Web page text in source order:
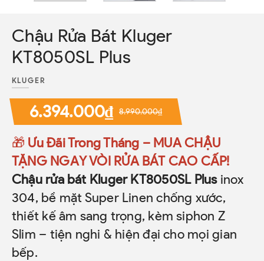
Chậu Rửa Bát Kluger
KT8050SL Plus
KLUGER
6.394.000₫ 8.990.000₫
🎁 Ưu Đãi Trong Tháng – MUA CHẬU
TẶNG NGAY VÒI RỬA BÁT CAO CẤP!
Chậu rửa bát Kluger KT8050SL Plusinox
304, bề mặt Super Linen chống xước,
thiết kế âm sang trọng, kèm siphon Z
Slim – tiện nghi & hiện đại cho mọi gian
bếp.